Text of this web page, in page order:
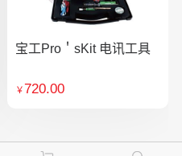
宝工Pro＇sKit 电讯工具
￥720.00